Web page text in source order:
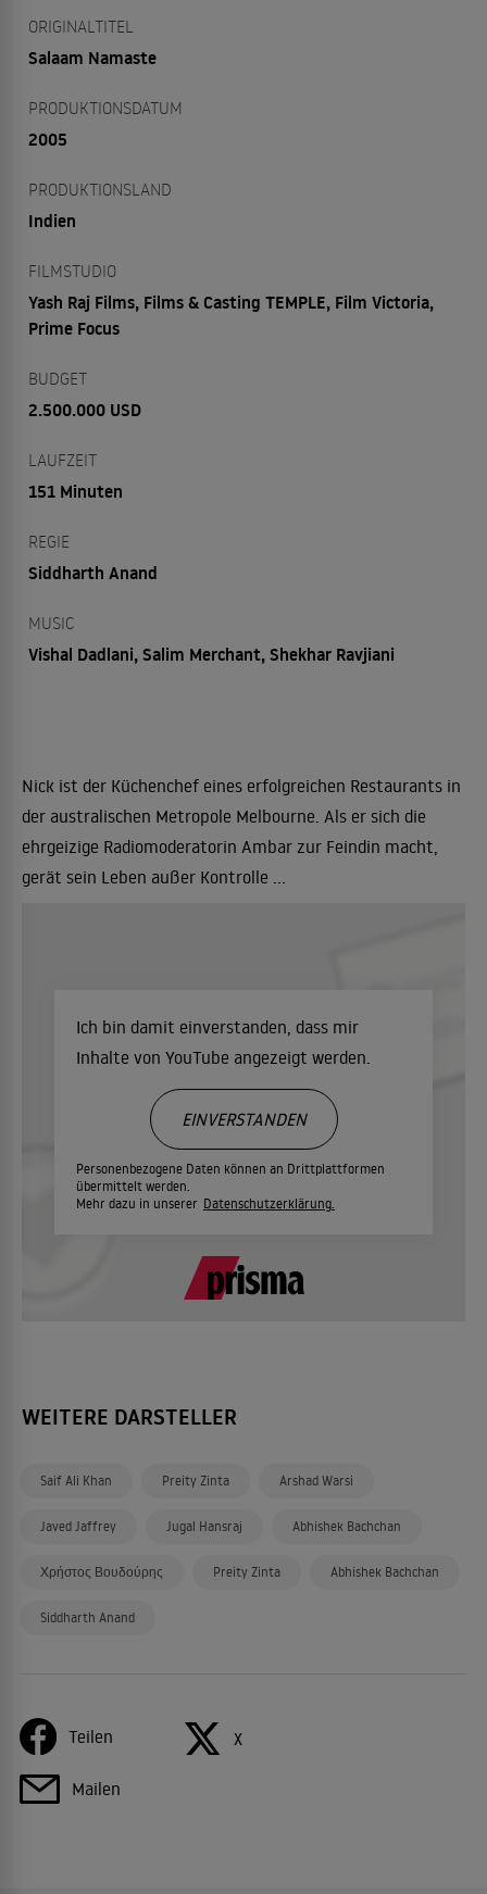
ORIGINALTITEL
Salaam Namaste
PRODUKTIONSDATUM
2005
PRODUKTIONSLAND
Indien
FILMSTUDIO
Yash Raj Films, Films & Casting TEMPLE, Film Victoria,
Prime Focus
BUDGET
2.500.000 USD
LAUFZEIT
151 Minuten
REGIE
Siddharth Anand
MUSIC
Vishal Dadlani, Salim Merchant, Shekhar Ravjiani
Nick ist der Küchenchef eines erfolgreichen Restaurants in
der australischen Metropole Melbourne. Als er sich die
ehrgeizige Radiomoderatorin Ambar zur Feindin macht,
gerät sein Leben außer Kontrolle ...
Ich bin damit einverstanden, dass mir
Inhalte von YouTube angezeigt werden.
Personenbezogene Daten können an Drittplattformen
übermittelt werden.
Mehr dazu in unserer Datenschutzerklärung.
EINVERSTANDEN
WEITERE DARSTELLER
Saif Ali Khan Preity Zinta Arshad Warsi
Javed Jaffrey Jugal Hansraj Abhishek Bachchan
Χρήστος Βουδούρης Preity Zinta Abhishek Bachchan
Siddharth Anand
Teilen X
Mailen